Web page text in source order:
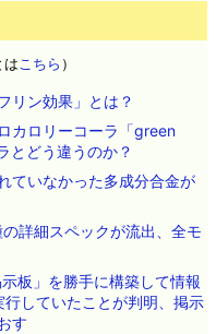
はこちら ）
リン効果」とは？
カロリーコーラ「green
とどう違うのか？
ていなかった多成分合金が
詳細スペックが流出、全モ
板」を勝手に構築して情報
していたことが判明、掲示
す